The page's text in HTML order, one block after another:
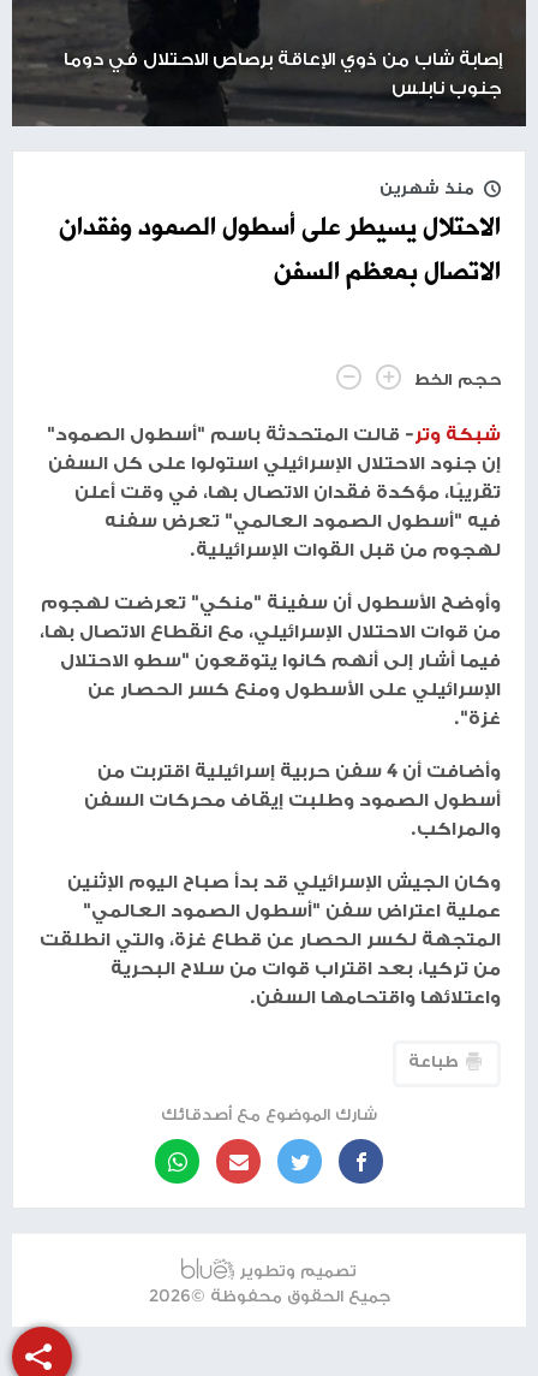
إصابة شاب من ذوي الإعاقة برصاص الاحتلال في دوما
جنوب نابلس
منذ شهرين
الاحتلال يسيطر على أسطول الصمود وفقدان
الاتصال بمعظم السفن
حجم الخط
شبكة وتر- قالت المتحدثة باسم "أسطول الصمود"
إن جنود الاحتلال الإسرائيلي استولوا على كل السفن
تقريبًا، مؤكدة فقدان الاتصال بها، في وقت أعلن
فيه "أسطول الصمود العالمي" تعرض سفنه
لهجوم من قبل القوات الإسرائيلية.
وأوضح الأسطول أن سفينة "منكي" تعرضت لهجوم
من قوات الاحتلال الإسرائيلي، مع انقطاع الاتصال بها،
فيما أشار إلى أنهم كانوا يتوقعون "سطو الاحتلال
الإسرائيلي على الأسطول ومنع كسر الحصار عن
غزة".
وأضافت أن 4 سفن حربية إسرائيلية اقتربت من
أسطول الصمود وطلبت إيقاف محركات السفن
والمراكب.
وكان الجيش الإسرائيلي قد بدأ صباح اليوم الإثنين
عملية اعتراض سفن "أسطول الصمود العالمي"
المتجهة لكسر الحصار عن قطاع غزة، والتي انطلقت
من تركيا، بعد اقتراب قوات من سلاح البحرية
واعتلائها واقتحامها السفن.
طباعة
شارك الموضوع مع أصدقائك
تصميم وتطوير
جميع الحقوق محفوظة ©2026